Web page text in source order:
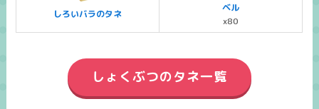
しろいバラのタネ
ベル
x80
しょくぶつのタネ一覧